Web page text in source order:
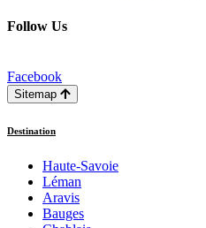
Follow Us
Facebook
Sitemap
Destination
Haute-Savoie
Léman
Aravis
Bauges